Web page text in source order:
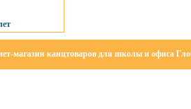
магазин канцтоваров для школы и офиса